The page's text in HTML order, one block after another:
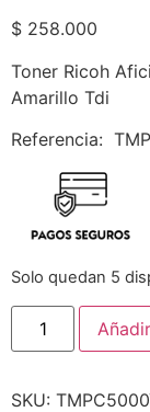
$ 258.000
Toner Ricoh
Amarillo Tdi
Referencia:
Solo quedan 5
SKU: